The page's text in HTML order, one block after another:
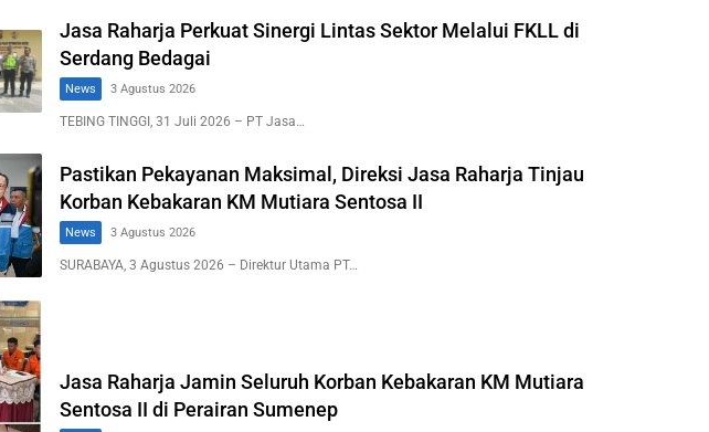
Jasa Raharja Perkuat Sinergi Lintas Sektor Melalui FKLL di
Serdang Bedagai
News 3 Agustus 2026
TEBING TINGGI, 31 Juli 2026 – PT Jasa…
Pastikan Pekayanan Maksimal, Direksi Jasa Raharja Tinjau
Korban Kebakaran KM Mutiara Sentosa II
News 3 Agustus 2026
SURABAYA, 3 Agustus 2026 – Direktur Utama PT…
Jasa Raharja Jamin Seluruh Korban Kebakaran KM Mutiara
Sentosa II di Perairan Sumenep